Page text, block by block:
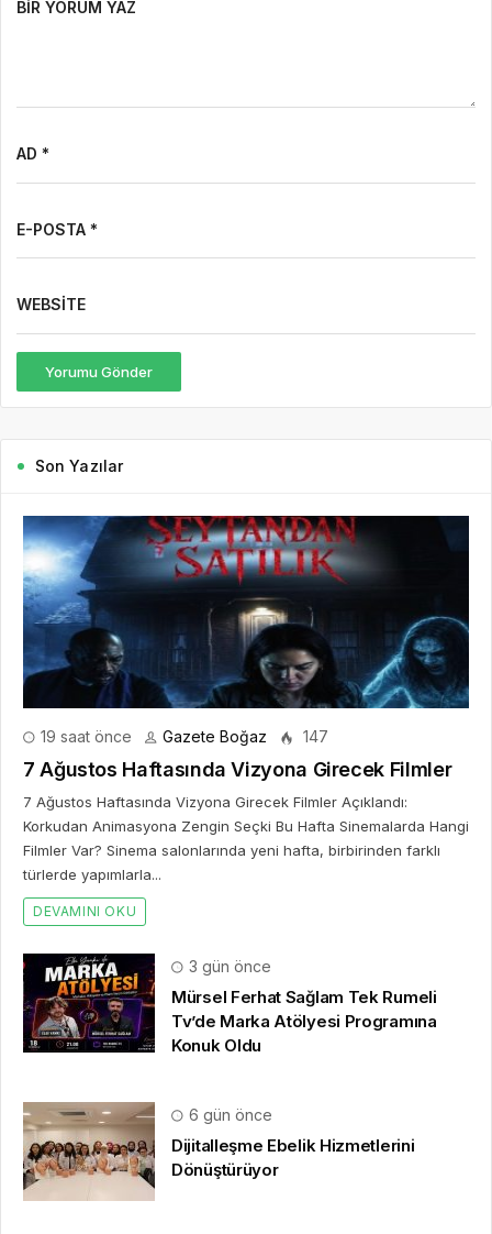
BIR YORUM YAZ
AD *
E-POSTA *
WEBSITE
Yorumu Gönder
Son Yazılar
19 saat önce Gazete Boğaz 147
7 Ağustos Haftasında Vizyona Girecek Filmler
7 Ağustos Haftasında Vizyona Girecek Filmler Açıklandı:
Korkudan Animasyona Zengin Seçki Bu Hafta Sinemalarda Hangi
Filmler Var? Sinema salonlarında yeni hafta, birbirinden farklı
türlerde yapımlarla...
DEVAMINI OKU
3 gün önce
Mürsel Ferhat Sağlam Tek Rumeli
Tv’de Marka Atölyesi Programına
Konuk Oldu
6 gün önce
Dijitalleşme Ebelik Hizmetlerini
Dönüştürüyor